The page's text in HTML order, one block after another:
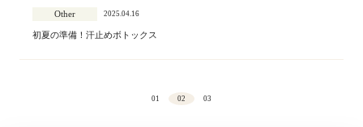
2025.04.16
Other
初夏の準備！汗止めボトックス
01 02 03